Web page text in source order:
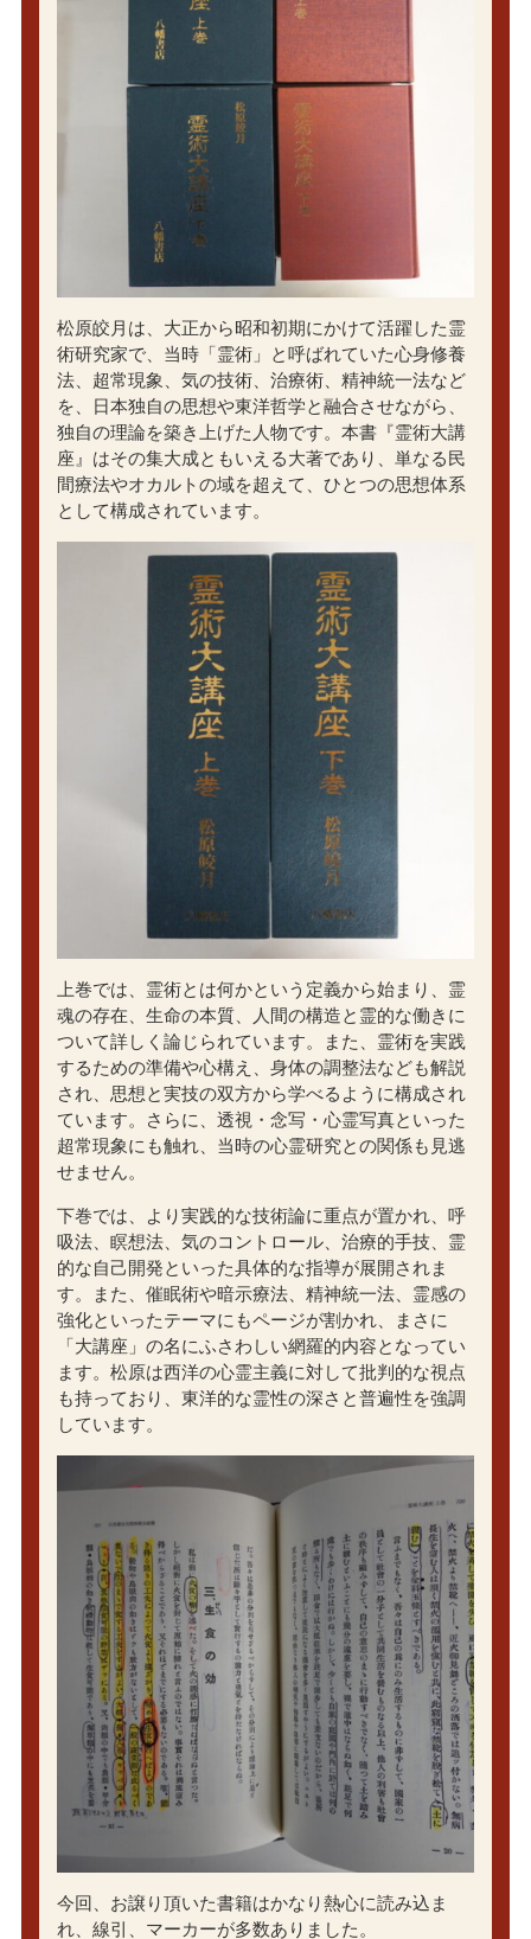
松原皎月は、大正から昭和初期にかけて活躍した霊
術研究家で、当時「霊術」と呼ばれていた心身修養
法、超常現象、気の技術、治療術、精神統一法など
を、日本独自の思想や東洋哲学と融合させながら、
独自の理論を築き上げた人物です。本書『霊術大講
座』はその集大成ともいえる大著であり、単なる民
間療法やオカルトの域を超えて、ひとつの思想体系
として構成されています。
上巻では、霊術とは何かという定義から始まり、霊
魂の存在、生命の本質、人間の構造と霊的な働きに
ついて詳しく論じられています。また、霊術を実践
するための準備や心構え、身体の調整法なども解説
され、思想と実技の双方から学べるように構成され
ています。さらに、透視・念写・心霊写真といった
超常現象にも触れ、当時の心霊研究との関係も見逃
せません。
下巻では、より実践的な技術論に重点が置かれ、呼
吸法、瞑想法、気のコントロール、治療的手技、霊
的な自己開発といった具体的な指導が展開されま
す。また、催眠術や暗示療法、精神統一法、霊感の
強化といったテーマにもページが割かれ、まさに
「大講座」の名にふさわしい網羅的内容となってい
ます。松原は西洋の心霊主義に対して批判的な視点
も持っており、東洋的な霊性の深さと普遍性を強調
しています。
今回、お譲り頂いた書籍はかなり熱心に読み込ま
れ、線引、マーカーが多数ありました。